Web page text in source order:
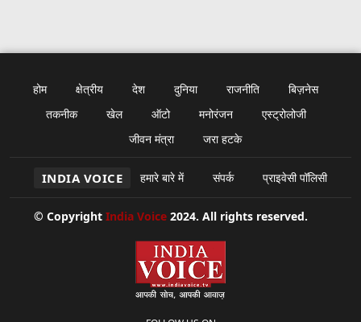
होम क्षेत्रीय देश दुनिया राजनीति
बिज़नेस
तकनीक
खेल ऑटो मनोरंजन
एस्ट्रोलोजी
जीवन मंत्रा
जरा हटके
INDIA VOICE हमारे बारे में संपर्क प्राइवेसी पॉलिसी
© Copyright India Voice 2024. All rights reserved.